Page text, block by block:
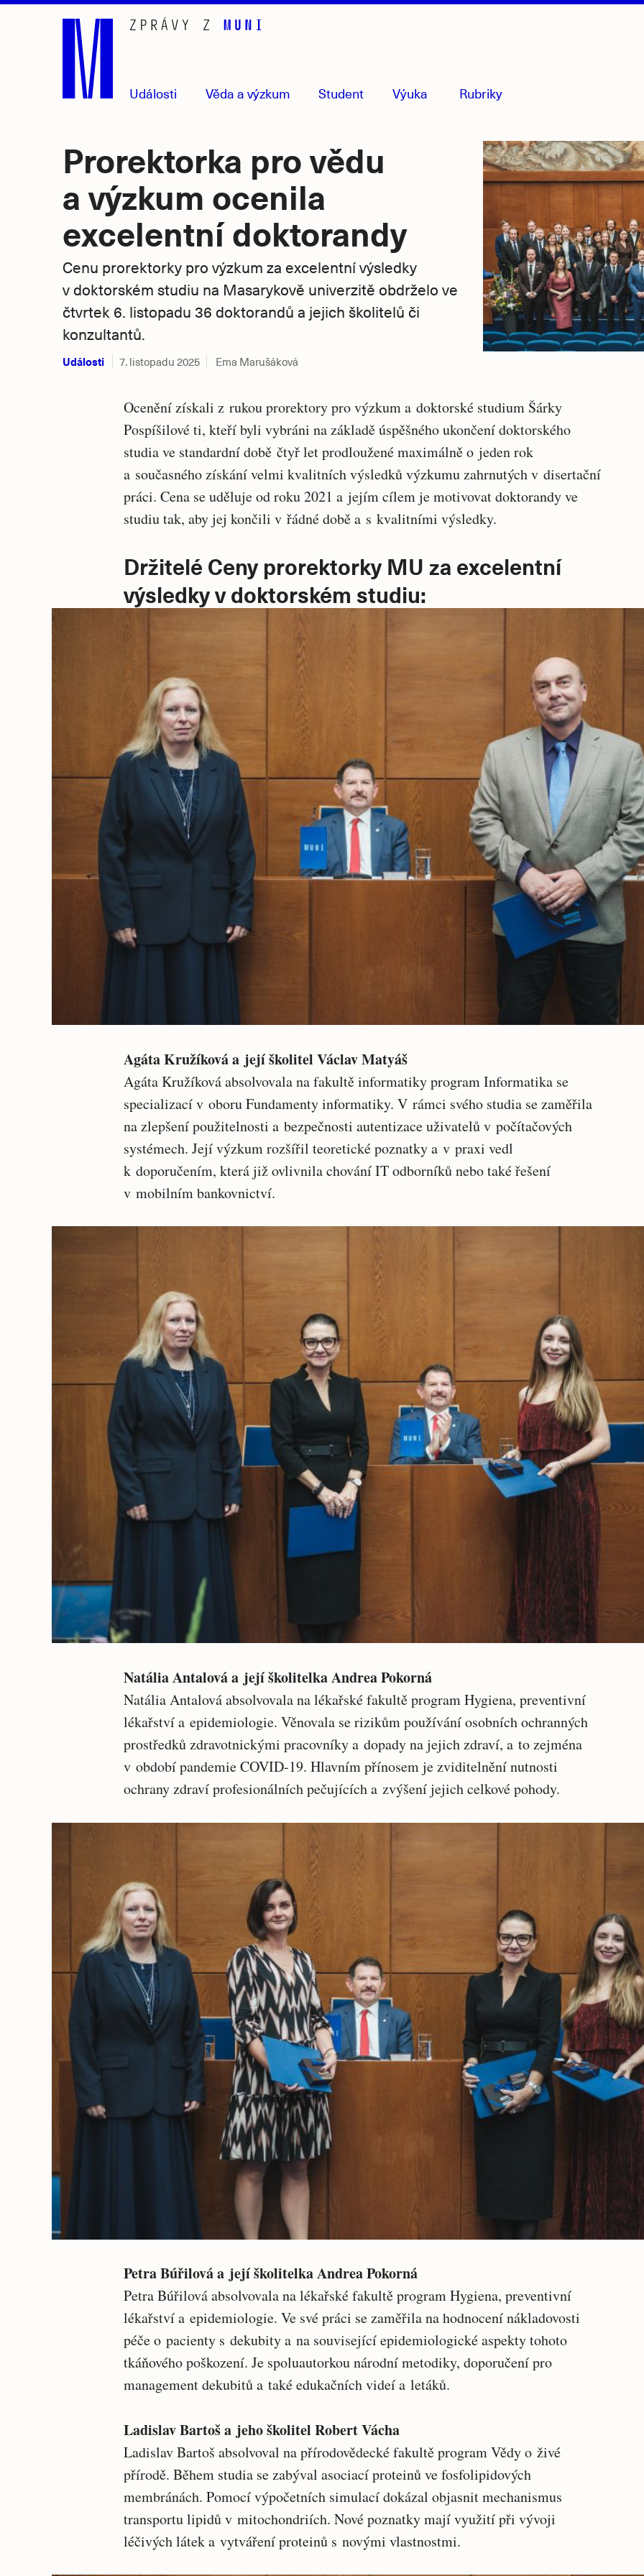
Události Věda a výzkum Student Výuka Rubriky
Prorektorka pro vědu
a výzkum ocenila
excelentní doktorandy
Cenu prorektorky pro výzkum za excelentní výsledky
v doktorském studiu na Masarykově univerzitě obdrželo ve
čtvrtek 6. listopadu 36 doktorandů a jejich školitelů či
konzultantů.
Události 7. listopadu 2025 Ema Marušáková
Ocenění získali z rukou prorektory pro výzkum a doktorské studium Šárky
Pospíšilové ti, kteří byli vybráni na základě úspěšného ukončení doktorského
studia ve standardní době čtyř let prodloužené maximálně o jeden rok
a současného získání velmi kvalitních výsledků výzkumu zahrnutých v disertační
práci. Cena se uděluje od roku 2021 a jejím cílem je motivovat doktorandy ve
studiu tak, aby jej končili v řádné době a s kvalitními výsledky.
Držitelé Ceny prorektorky MU za excelentní
výsledky v doktorském studiu:
Agáta Kružíková a její školitel Václav Matyáš
Agáta Kružíková absolvovala na fakultě informatiky program Informatika se
specializací v oboru Fundamenty informatiky. V rámci svého studia se zaměřila
na zlepšení použitelnosti a bezpečnosti autentizace uživatelů v počítačových
systémech. Její výzkum rozšířil teoretické poznatky a v praxi vedl
k doporučením, která již ovlivnila chování IT odborníků nebo také řešení
v mobilním bankovnictví.
Natália Antalová a její školitelka Andrea Pokorná
Natália Antalová absolvovala na lékařské fakultě program Hygiena, preventivní
lékařství a epidemiologie. Věnovala se rizikům používání osobních ochranných
prostředků zdravotnickými pracovníky a dopady na jejich zdraví, a to zejména
v období pandemie COVID-19. Hlavním přínosem je zviditelnění nutnosti
ochrany zdraví profesionálních pečujících a zvýšení jejich celkové pohody.
Petra Búřilová a její školitelka Andrea Pokorná
Petra Búřilová absolvovala na lékařské fakultě program Hygiena, preventivní
lékařství a epidemiologie. Ve své práci se zaměřila na hodnocení nákladovosti
péče o pacienty s dekubity a na související epidemiologické aspekty tohoto
tkáňového poškození. Je spoluautorkou národní metodiky, doporučení pro
management dekubitů a také edukačních videí a letáků.
Ladislav Bartoš a jeho školitel Robert Vácha
Ladislav Bartoš absolvoval na přírodovědecké fakultě program Vědy o živé
přírodě. Během studia se zabýval asociací proteinů ve fosfolipidových
membránách. Pomocí výpočetních simulací dokázal objasnit mechanismus
transportu lipidů v mitochondriích. Nové poznatky mají využití při vývoji
léčivých látek a vytváření proteinů s novými vlastnostmi.